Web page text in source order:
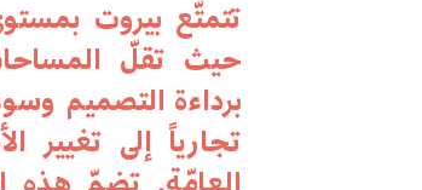
تتمتّع بيروت
حيث تقلّ
برداءة التصميم
تجارياً إلى